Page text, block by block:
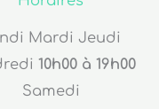
10h00 à 19h00
Samedi
10h00 à 15h00